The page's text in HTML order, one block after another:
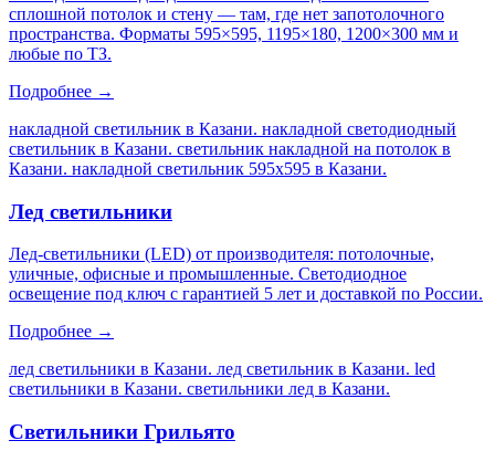
сплошной потолок и стену — там, где нет запотолочного
пространства. Форматы 595×595, 1195×180, 1200×300 мм и
любые по ТЗ.
Подробнее →
накладной светильник в Казани. накладной светодиодный
светильник в Казани. светильник накладной на потолок в
Казани. накладной светильник 595х595 в Казани.
Лед светильники
Лед-светильники (LED) от производителя: потолочные,
уличные, офисные и промышленные. Светодиодное
освещение под ключ с гарантией 5 лет и доставкой по России.
Подробнее →
лед светильники в Казани. лед светильник в Казани. led
светильники в Казани. светильники лед в Казани.
Светильники Грильято